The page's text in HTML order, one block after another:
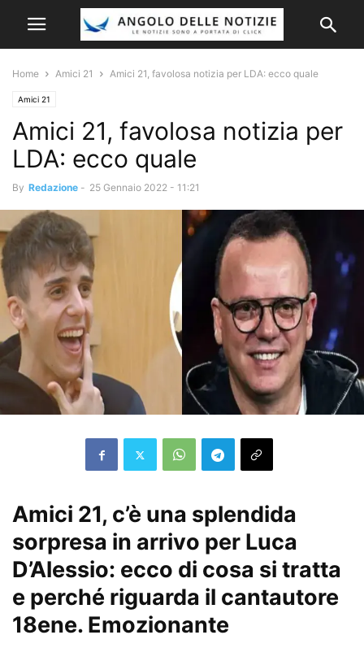
Home Amici 21 Amici 21, favolosa notizia per LDA: ecco quale
Amici 21
Amici 21, favolosa notizia per
LDA: ecco quale
By Redazione - 25 Gennaio 2022 - 11:21
Amici 21, c’è una splendida
sorpresa in arrivo per Luca
D’Alessio: ecco di cosa si tratta
e perché riguarda il cantautore
18ene. Emozionante